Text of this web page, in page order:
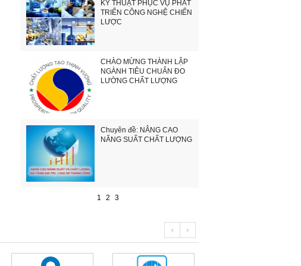
KỸ THUẬT PHỤC VỤ PHÁT
TRIỂN CÔNG NGHỆ CHIẾN
LƯỢC
CHÀO MỪNG THÀNH LẬP
NGÀNH TIÊU CHUẨN ĐO
LƯỜNG CHẤT LƯỢNG
Chuyên đề: NÂNG CAO
NĂNG SUẤT CHẤT LƯỢNG
1 2 3